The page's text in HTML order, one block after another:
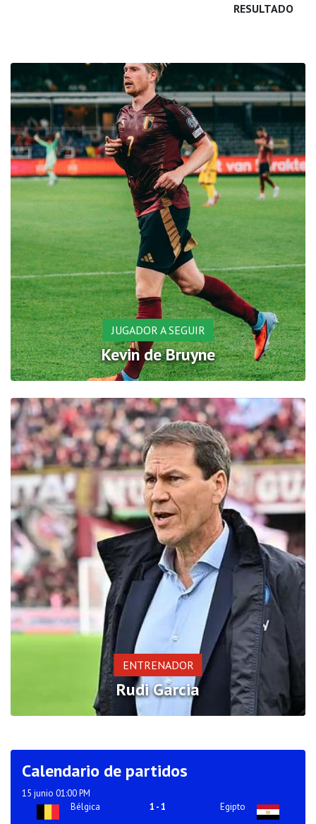
RESULTADO
JUGADOR A SEGUIR
Kevin de Bruyne
ENTRENADOR
Rudi Garcia
Calendario de partidos
15 junio 01:00 PM
Bélgica
1 -1 Egipto